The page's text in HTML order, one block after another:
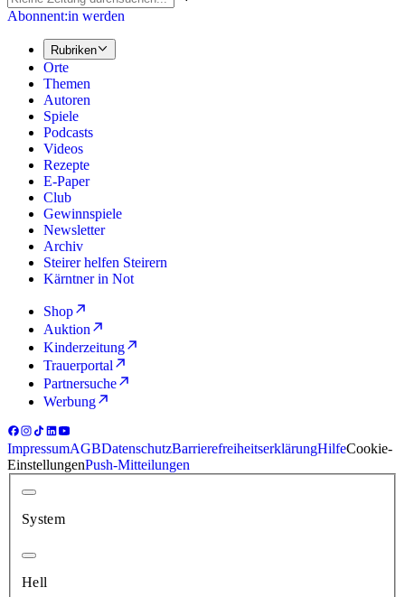
Abonnent:in werden
Rubriken
Orte
Themen
Autoren
Spiele
Podcasts
Videos
Rezepte
E-Paper
Club
Gewinnspiele
Newsletter
Archiv
Steirer helfen Steirern
Kärntner in Not
Shop
Auktion
Kinderzeitung
Trauerportal
Partnersuche
Werbung
ImpressumAGBDatenschutzBarrierefreiheitserklärungHilfeCookie-
EinstellungenPush-Mitteilungen
System
Hell